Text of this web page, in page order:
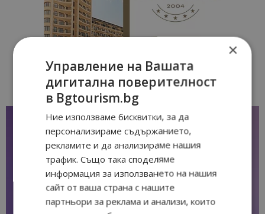
×
Управление на Вашата
дигитална поверителност
в Bgtourism.bg
Ние използваме бисквитки, за да
персонализираме съдържанието,
рекламите и да анализираме нашия
трафик. Също така споделяме
информация за използването на нашия
сайт от ваша страна с нашите
партньори за реклама и анализи, които